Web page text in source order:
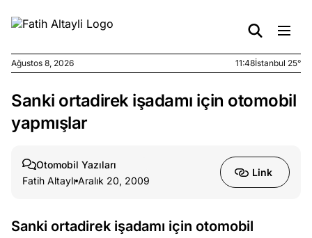
Ağustos
5, 2026
stok
4, 2026
Ağustos 8, 2026 11:48İstanbul 25°
Sanki ortadirek işadamı için otomobil
yapmışlar
Otomobil Yazıları
Fatih Altaylı Aralık 20, 2009
Link
Sanki ortadirek işadamı için otomobil